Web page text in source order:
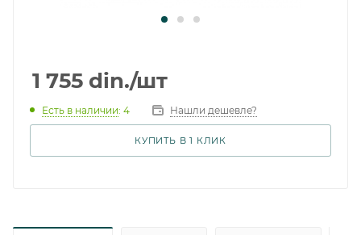
1 755 din./шт
Есть в наличии: 4 Нашли дешевле?
КУПИТЬ В 1 КЛИК